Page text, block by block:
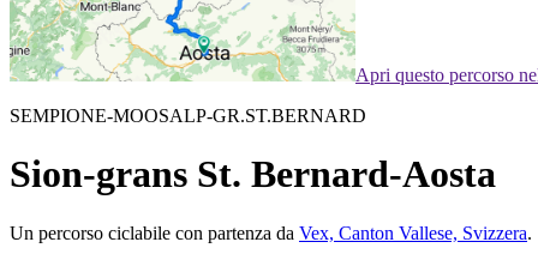
Apri questo percorso
SEMPIONE-MOOSALP-GR.ST.BERNARD
Sion-grans St. Bernard-Aosta
Un percorso ciclabile con partenza da Vex, Canton Vallese, Svizzera.